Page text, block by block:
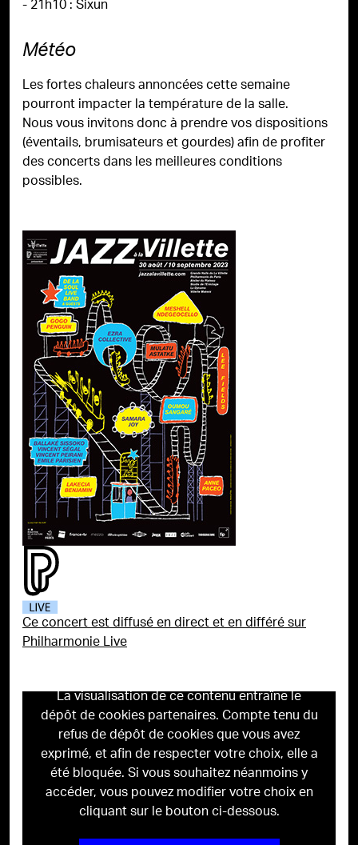
- 21h10 : Sixun
Météo
Les fortes chaleurs annoncées cette semaine
pourront impacter la température de la salle.
Nous vous invitons donc à prendre vos dispositions
(éventails, brumisateurs et gourdes) afin de profiter
des concerts dans les meilleures conditions
possibles.
Ce concert est diffusé en direct et en différé sur
Philharmonie Live
La visualisation de ce contenu entraîne le
dépôt de cookies partenaires. Compte tenu du
refus de dépôt de cookies que vous avez
exprimé, et afin de respecter votre choix, elle a
été bloquée. Si vous souhaitez néanmoins y
accéder, vous pouvez modifier votre choix en
cliquant sur le bouton ci-dessous.